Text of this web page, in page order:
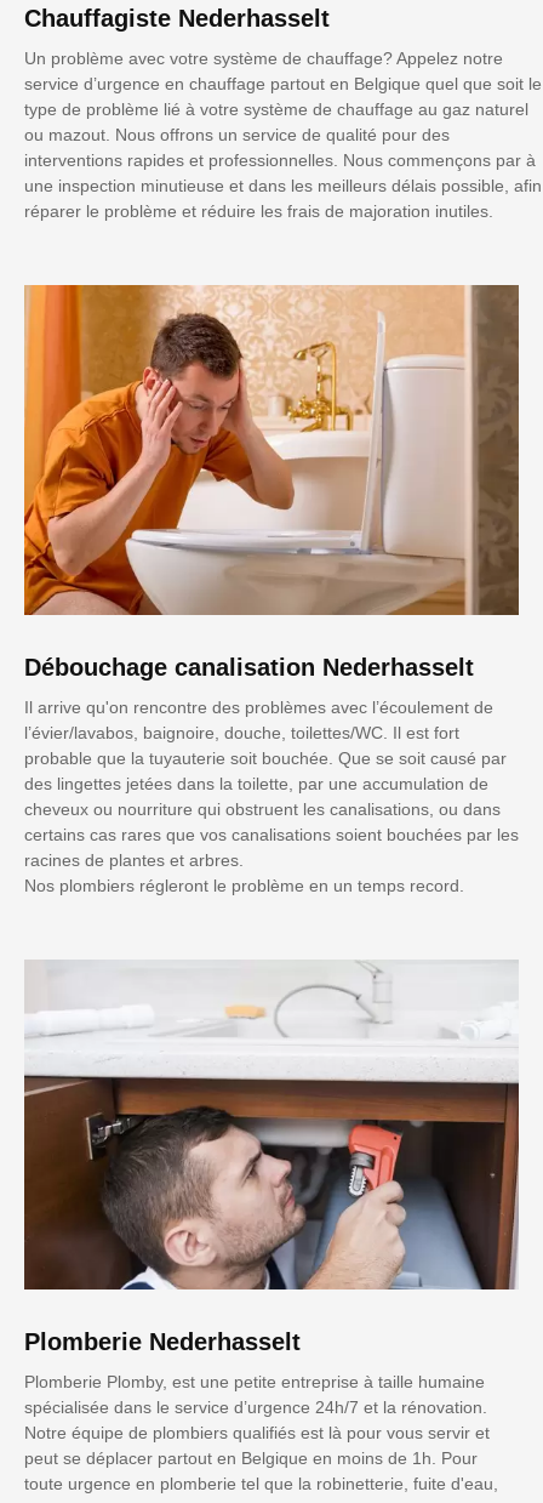
Chauffagiste Nederhasselt
Un problème avec votre système de chauffage? Appelez notre
service d’urgence en chauffage partout en Belgique quel que soit le
type de problème lié à votre système de chauffage au gaz naturel
ou mazout. Nous offrons un service de qualité pour des
interventions rapides et professionnelles. Nous commençons par à
une inspection minutieuse et dans les meilleurs délais possible, afin
réparer le problème et réduire les frais de majoration inutiles.
Débouchage canalisation Nederhasselt
Il arrive qu'on rencontre des problèmes avec l’écoulement de
l’évier/lavabos, baignoire, douche, toilettes/WC. Il est fort
probable que la tuyauterie soit bouchée. Que se soit causé par
des lingettes jetées dans la toilette, par une accumulation de
cheveux ou nourriture qui obstruent les canalisations, ou dans
certains cas rares que vos canalisations soient bouchées par les
racines de plantes et arbres.
Nos plombiers régleront le problème en un temps record.
Plomberie Nederhasselt
Plomberie Plomby, est une petite entreprise à taille humaine
spécialisée dans le service d’urgence 24h/7 et la rénovation.
Notre équipe de plombiers qualifiés est là pour vous servir et
peut se déplacer partout en Belgique en moins de 1h. Pour
toute urgence en plomberie tel que la robinetterie, fuite d'eau,